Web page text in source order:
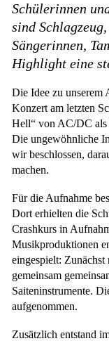
Schülerinnen
sind
Sängerinnen,
Highlight eine
Die Idee zu unserem
Konzert am letzten
Hell“ von AC/DC als
Die ungewöhnliche
wir beschlossen,
machen.
Für die Aufnahme
Dort erhielten die
Crashkurs in
Musikproduktionen
eingespielt:
gemeinsam
Saiteninstrumente.
aufgenommen.
Zusätzlich entstand